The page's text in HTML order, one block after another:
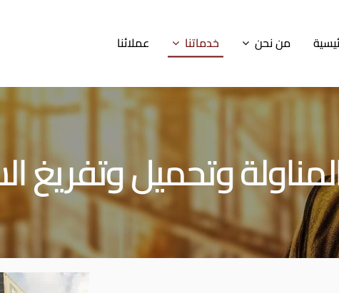
من نحن خدماتنا عملائنا
وتحميل وتفريغ